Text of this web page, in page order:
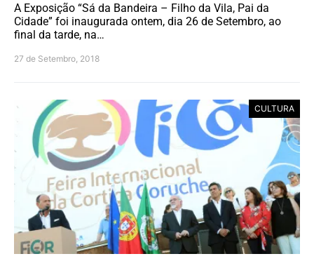
A Exposição “Sá da Bandeira – Filho da Vila, Pai da
Cidade” foi inaugurada ontem, dia 26 de Setembro, ao
final da tarde, na…
27 de Setembro, 2018
CULTURA